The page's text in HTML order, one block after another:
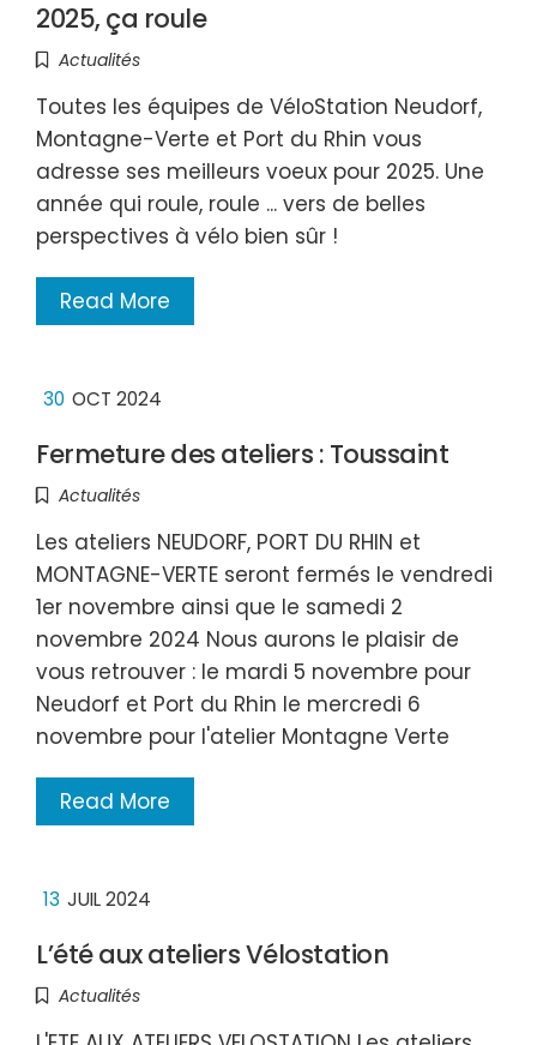
2025, ça roule
Actualités
Toutes les équipes de VéloStation Neudorf,
Montagne-Verte et Port du Rhin vous
adresse ses meilleurs voeux pour 2025. Une
année qui roule, roule ... vers de belles
perspectives à vélo bien sûr !
Read More
30 OCT 2024
Fermeture des ateliers : Toussaint
Actualités
Les ateliers NEUDORF, PORT DU RHIN et
MONTAGNE-VERTE seront fermés le vendredi
1er novembre ainsi que le samedi 2
novembre 2024 Nous aurons le plaisir de
vous retrouver : le mardi 5 novembre pour
Neudorf et Port du Rhin le mercredi 6
novembre pour l'atelier Montagne Verte
Read More
13 JUIL 2024
L’été aux ateliers Vélostation
Actualités